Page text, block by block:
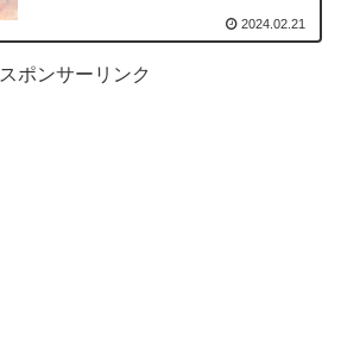
2024.02.21
スポンサーリンク